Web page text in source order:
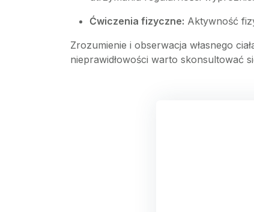
Ćwiczenia fizyczne: Aktywność
Zrozumienie i obserwacja własnego
nieprawidłowości warto skonsultować